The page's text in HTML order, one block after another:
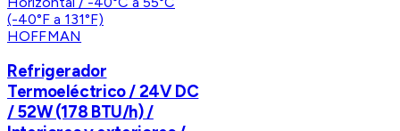
HOFFMAN
Refrigerador
Termoeléctrico / 24V DC
/ 52W (178 BTU/h) /